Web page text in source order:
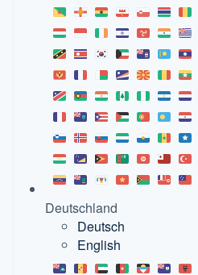
Deutschland
Deutsch
English